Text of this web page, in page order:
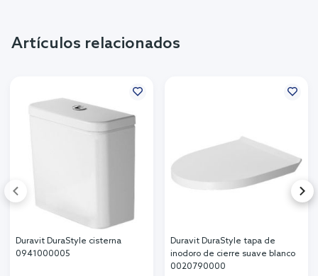
Artículos relacionados
Duravit DuraStyle cisterna
0941000005
Duravit DuraStyle tapa de
inodoro de cierre suave blanco
0020790000